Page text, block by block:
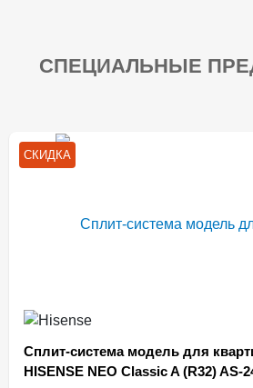
СПЕЦИАЛЬНЫЕ
СКИДКА
Сплит-система модель для
HISENSE NEO Classic A (R32) AS-